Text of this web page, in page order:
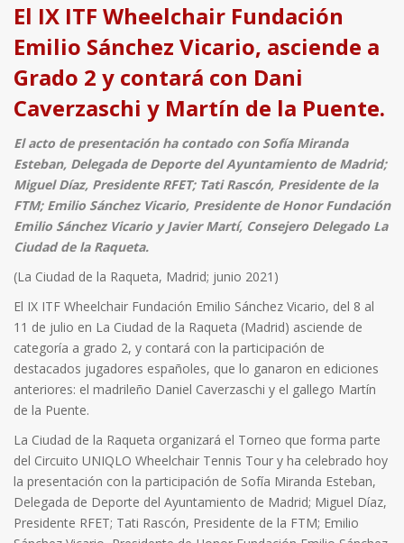
El IX ITF Wheelchair Fundación
Emilio Sánchez Vicario, asciende a
Grado 2 y contará con Dani
Caverzaschi y Martín de la Puente.
El acto de presentación ha contado con Sofía Miranda
Esteban, Delegada de Deporte del Ayuntamiento de Madrid;
Miguel Díaz, Presidente RFET; Tati Rascón, Presidente de la
FTM; Emilio Sánchez Vicario, Presidente de Honor Fundación
Emilio Sánchez Vicario y Javier Martí, Consejero Delegado La
Ciudad de la Raqueta.
(La Ciudad de la Raqueta, Madrid; junio 2021)
El IX ITF Wheelchair Fundación Emilio Sánchez Vicario, del 8 al
11 de julio en La Ciudad de la Raqueta (Madrid) asciende de
categoría a grado 2, y contará con la participación de
destacados jugadores españoles, que lo ganaron en ediciones
anteriores: el madrileño Daniel Caverzaschi y el gallego Martín
de la Puente.
La Ciudad de la Raqueta organizará el Torneo que forma parte
del Circuito UNIQLO Wheelchair Tennis Tour y ha celebrado hoy
la presentación con la participación de Sofía Miranda Esteban,
Delegada de Deporte del Ayuntamiento de Madrid; Miguel Díaz,
Presidente RFET; Tati Rascón, Presidente de la FTM; Emilio